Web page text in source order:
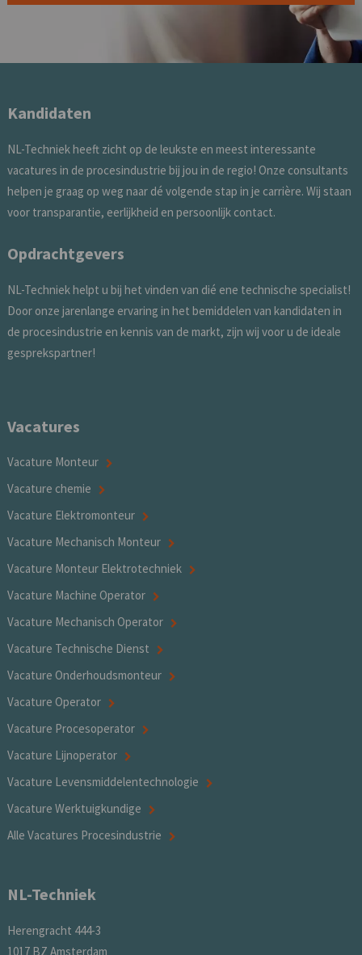
Kandidaten
NL-Techniek heeft zicht op de leukste en meest interessante
vacatures in de procesindustrie bij jou in de regio! Onze consultants
helpen je graag op weg naar dé volgende stap in je carrière. Wij staan
voor transparantie, eerlijkheid en persoonlijk contact.
Opdrachtgevers
NL-Techniek helpt u bij het vinden van dié ene technische specialist!
Door onze jarenlange ervaring in het bemiddelen van kandidaten in
de procesindustrie en kennis van de markt, zijn wij voor u de ideale
gesprekspartner!
Vacatures
Vacature Monteur
Vacature chemie
Vacature Elektromonteur
Vacature Mechanisch Monteur
Vacature Monteur Elektrotechniek
Vacature Machine Operator
Vacature Mechanisch Operator
Vacature Technische Dienst
Vacature Onderhoudsmonteur
Vacature Operator
Vacature Procesoperator
Vacature Lijnoperator
Vacature Levensmiddelentechnologie
Vacature Werktuigkundige
Alle Vacatures Procesindustrie
NL-Techniek
Herengracht 444-3
1017 BZ Amsterdam